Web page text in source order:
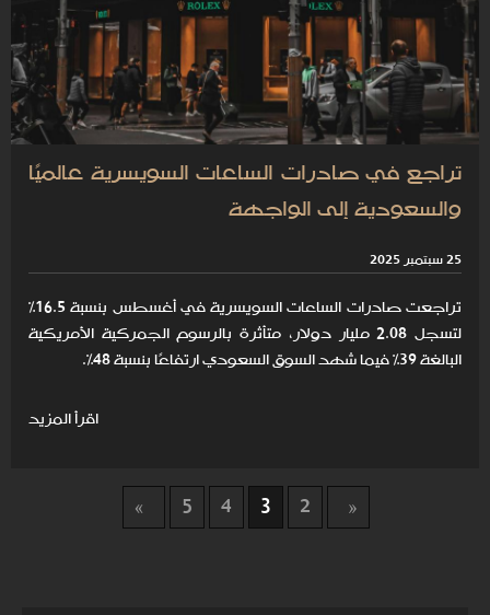
تراجع في صادرات الساعات السويسرية عالميًا
والسعودية إلى الواجهة
25 سبتمبر 2025
تراجعت صادرات الساعات السويسرية في أغسطس بنسبة 16.5%
لتسجل 2.08 مليار دولار، متأثرة بالرسوم الجمركية الأمريكية
البالغة 39% فيما شهد السوق السعودي ارتفاعًا بنسبة 48%.
اقرأ المزيد
2
3
4
5